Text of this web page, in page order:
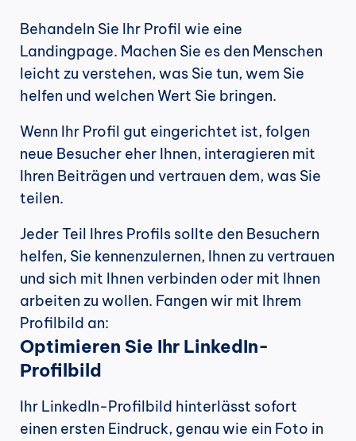
Behandeln Sie Ihr Profil wie eine
Landingpage. Machen Sie es den Menschen
leicht zu verstehen, was Sie tun, wem Sie
helfen und welchen Wert Sie bringen.
Wenn Ihr Profil gut eingerichtet ist, folgen
neue Besucher eher Ihnen, interagieren mit
Ihren Beiträgen und vertrauen dem, was Sie
teilen.
Jeder Teil Ihres Profils sollte den Besuchern
helfen, Sie kennenzulernen, Ihnen zu vertrauen
und sich mit Ihnen verbinden oder mit Ihnen
arbeiten zu wollen. Fangen wir mit Ihrem
Profilbild an:
Optimieren Sie Ihr LinkedIn-
Profilbild
Ihr LinkedIn-Profilbild hinterlässt sofort
einen ersten Eindruck, genau wie ein Foto in